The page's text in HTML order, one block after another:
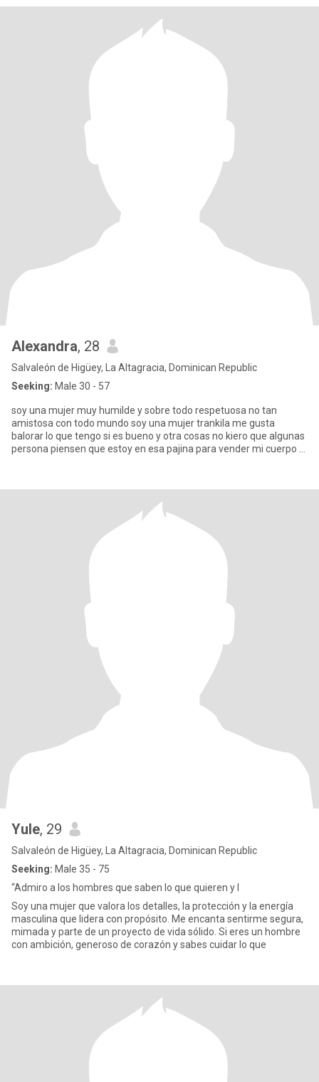
Alexandra, 28
Salvaleón de Higüey, La Altagracia, Dominican Republic
Seeking: Male 30 - 57
soy una mujer muy humilde y sobre todo respetuosa no tan
amistosa con todo mundo soy una mujer trankila me gusta
balorar lo que tengo si es bueno y otra cosas no kiero que algunas
persona piensen que estoy en esa pajina para vender mi cuerpo ni
Yule, 29
Salvaleón de Higüey, La Altagracia, Dominican Republic
Seeking: Male 35 - 75
“Admiro a los hombres que saben lo que quieren y l
Soy una mujer que valora los detalles, la protección y la energía
masculina que lidera con propósito. Me encanta sentirme segura,
mimada y parte de un proyecto de vida sólido. Si eres un hombre
con ambición, generoso de corazón y sabes cuidar lo que